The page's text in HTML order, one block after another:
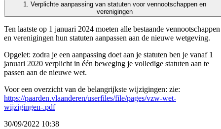
1. Verplichte aanpassing van statuten voor vennootschappen en
verenigingen
Ten laatste op 1 januari 2024 moeten alle bestaande vennootschappen
en verenigingen hun statuten aanpassen aan de nieuwe wetgeving.
Opgelet: zodra je een aanpassing doet aan je statuten ben je vanaf 1
januari 2020 verplicht in één beweging je volledige statuten aan te
passen aan de nieuwe wet.
Voor een overzicht van de belangrijkste wijzigingen: zie:
https://paarden.vlaanderen/userfiles/file/pages/vzw-wet-
wijzigingen-.pdf
30/09/2022 10:38